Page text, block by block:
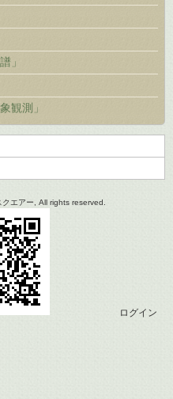
」
観測」
エアー, All rights reserved.
ログイン